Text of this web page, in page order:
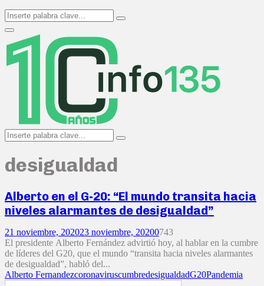
Search
for:
Search
Primary
Menu
Search
for:
Search
desigualdad
Alberto en el G-20: “El mundo transita hacia
niveles alarmantes de desigualdad”
21 noviembre, 202023 noviembre, 20200743
El presidente Alberto Fernández advirtió hoy, al hablar en la cumbre
de líderes del G20, que el mundo “transita hacia niveles alarmantes
de desigualdad”, habló del...
Alberto FernandezcoronaviruscumbredesigualdadG20Pandemia